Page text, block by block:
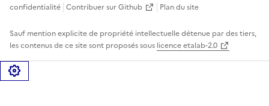
confidentialité Contribuer sur Github Plan du site
Sauf mention explicite de propriété intellectuelle détenue par des tiers,
les contenus de ce site sont proposés sous licence etalab-2.0
Gérer les cookies